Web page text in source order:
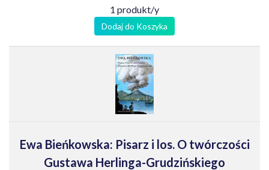
1 produkt/y
Dodaj do Koszyka
Ewa Bieńkowska: Pisarz i los. O twórczości
Gustawa Herlinga-Grudzińskiego